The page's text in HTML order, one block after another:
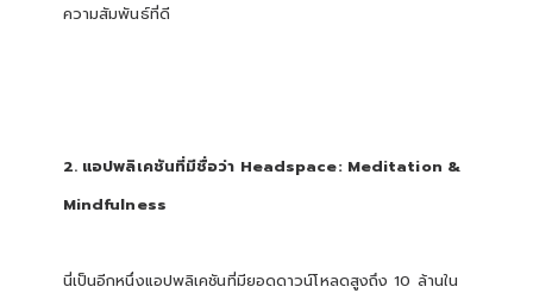
ความสัมพันธ์ที่ดี
2. แอปพลิเคชันที่มีชื่อว่า Headspace: Meditation &
Mindfulness
นี่เป็นอีกหนึ่งแอปพลิเคชันที่มียอดดาวน์โหลดสูงถึง 10 ล้านใน